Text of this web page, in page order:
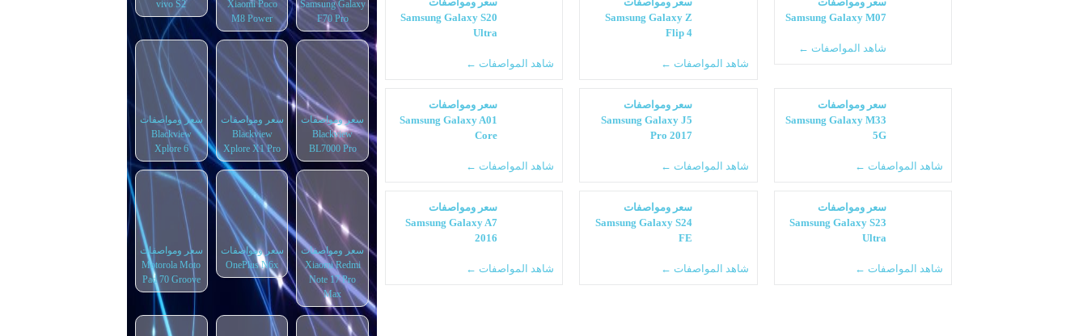
Samsung Galaxy M07
شاهد المواصفات ←
Samsung Galaxy Z
Flip 4
شاهد المواصفات ←
Samsung Galaxy S20
Ultra
شاهد المواصفات ←
سعر ومواصفات
Samsung Galaxy M33
5G
شاهد المواصفات ←
سعر ومواصفات
Samsung Galaxy J5
Pro 2017
شاهد المواصفات ←
سعر ومواصفات
Samsung Galaxy A01
Core
شاهد المواصفات ←
سعر ومواصفات
Samsung Galaxy S23
Ultra
شاهد المواصفات ←
سعر ومواصفات
Samsung Galaxy S24
FE
شاهد المواصفات ←
سعر ومواصفات
Samsung Galaxy A7
2016
شاهد المواصفات ←
Samsung Galaxy
F70 Pro
Xiaomi Poco
M8 Power
vivo S2
سعر ومواصفات
Blackview
BL7000 Pro
سعر ومواصفات
Blackview
Xplore X1 Pro
سعر ومواصفات
Blackview
Xplore 6
سعر ومواصفات
Xiaomi Redmi
Note 17 Pro
Max
سعر ومواصفات
OnePlus N6x
سعر ومواصفات
Motorola Moto
Pad 70 Groove